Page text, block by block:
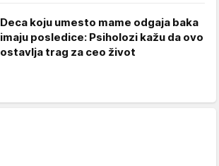
Deca koju umesto mame odgaja baka
imaju posledice: Psiholozi kažu da ovo
ostavlja trag za ceo život